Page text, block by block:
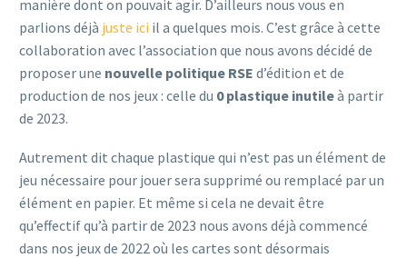
manière dont on pouvait agir. D’ailleurs nous vous en
parlions déjà juste ici il a quelques mois. C’est grâce à cette
collaboration avec l’association que nous avons décidé de
proposer une nouvelle politique RSE d’édition et de
production de nos jeux : celle du 0 plastique inutileà partir
de 2023.
Autrement dit chaque plastique qui n’est pas un élément de
jeu nécessaire pour jouer sera supprimé ou remplacé par un
élément en papier. Et même si cela ne devait être
qu’effectif qu’à partir de 2023 nous avons déjà commencé
dans nos jeux de 2022 où les cartes sont désormais